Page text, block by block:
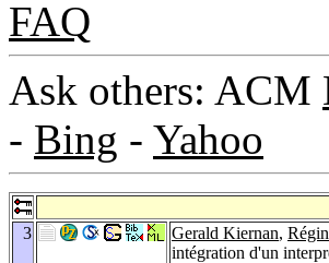
FAQ
Ask others: ACM
- Bing - Yahoo
3 Gerald Kiernan,
intégration d'un